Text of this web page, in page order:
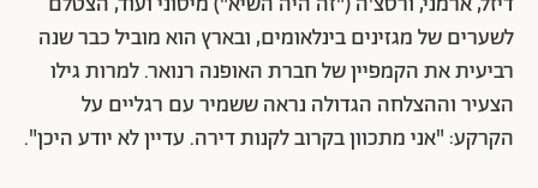
לשערים של מגזינים בינלאומים, ובארץ הוא מוביל כבר שנה
רביעית את הקמפיין של חברת האופנה רנואר. למרות גילו
הצעיר וההצלחה הגדולה נראה ששמיר עם רגליים על
הקרקע: "אני מתכוון בקרוב לקנות דירה. עדיין לא יודע היכן".